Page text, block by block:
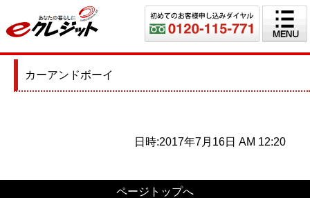
カーアンドボーイ
日時:2017年7月16日 AM 12:20
ページトップへ